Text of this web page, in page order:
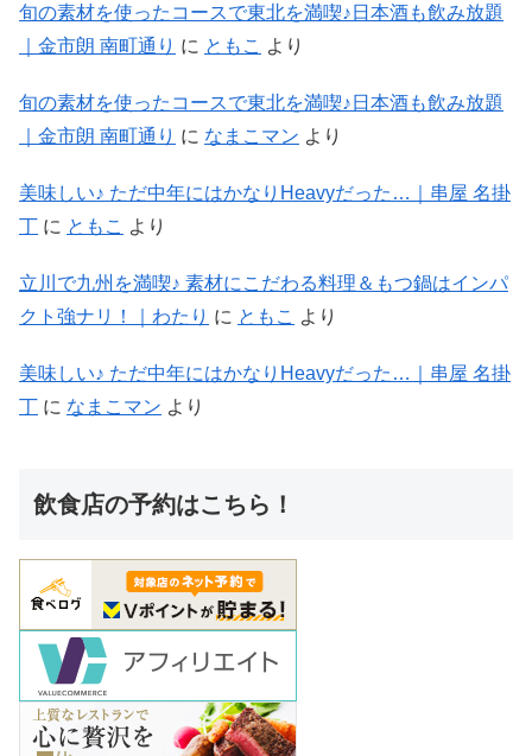
旬の素材を使ったコースで東北を満喫♪日本酒も飲み放題
｜金市朗 南町通り に ともこ より
旬の素材を使ったコースで東北を満喫♪日本酒も飲み放題
｜金市朗 南町通り に なまこマン より
美味しい♪ ただ中年にはかなりHeavyだった…｜串屋 名掛
丁 に ともこ より
立川で九州を満喫♪ 素材にこだわる料理＆もつ鍋はインパ
クト強ナリ！｜わたり に ともこ より
美味しい♪ ただ中年にはかなりHeavyだった…｜串屋 名掛
丁 に なまこマン より
飲食店の予約はこちら！